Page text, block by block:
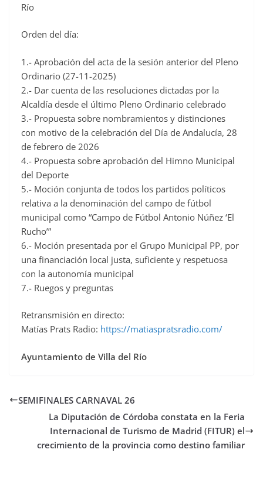
Río
Orden del día:
1.- Aprobación del acta de la sesión anterior del Pleno
Ordinario (27-11-2025)
2.- Dar cuenta de las resoluciones dictadas por la
Alcaldía desde el último Pleno Ordinario celebrado
3.- Propuesta sobre nombramientos y distinciones
con motivo de la celebración del Día de Andalucía, 28
de febrero de 2026
4.- Propuesta sobre aprobación del Himno Municipal
del Deporte
5.- Moción conjunta de todos los partidos políticos
relativa a la denominación del campo de fútbol
municipal como “Campo de Fútbol Antonio Núñez ‘El
Rucho’”
6.- Moción presentada por el Grupo Municipal PP, por
una financiación local justa, suficiente y respetuosa
con la autonomía municipal
7.- Ruegos y preguntas
Retransmisión en directo:
Matías Prats Radio: https://matiaspratsradio.com/
Ayuntamiento de Villa del Río
SEMIFINALES CARNAVAL 26
La Diputación de Córdoba constata en la Feria
Internacional de Turismo de Madrid (FITUR) el
crecimiento de la provincia como destino familiar